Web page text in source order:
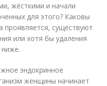
жёсткими и начали
для этого? Каковы
проявляется, существуют
или хотя бы удаления
эндокринное
женщины начинает